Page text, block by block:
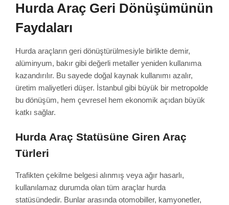
Hurda Araç Geri Dönüşümünün
Faydaları
Hurda araçların geri dönüştürülmesiyle birlikte demir,
alüminyum, bakır gibi değerli metaller yeniden kullanıma
kazandırılır. Bu sayede doğal kaynak kullanımı azalır,
üretim maliyetleri düşer. İstanbul gibi büyük bir metropolde
bu dönüşüm, hem çevresel hem ekonomik açıdan büyük
katkı sağlar.
Hurda Araç Statüsüne Giren Araç
Türleri
Trafikten çekilme belgesi alınmış veya ağır hasarlı,
kullanılamaz durumda olan tüm araçlar hurda
statüsündedir. Bunlar arasında otomobiller, kamyonetler,